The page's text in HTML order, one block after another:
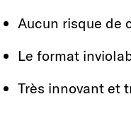
Aucun risque de
Le format
Très innovant et